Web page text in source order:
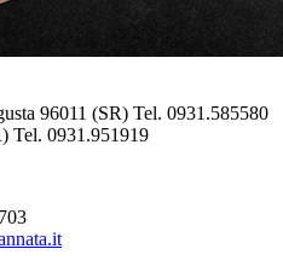
96011 (SR) Tel. 0931.585580
Tel. 0931.951919